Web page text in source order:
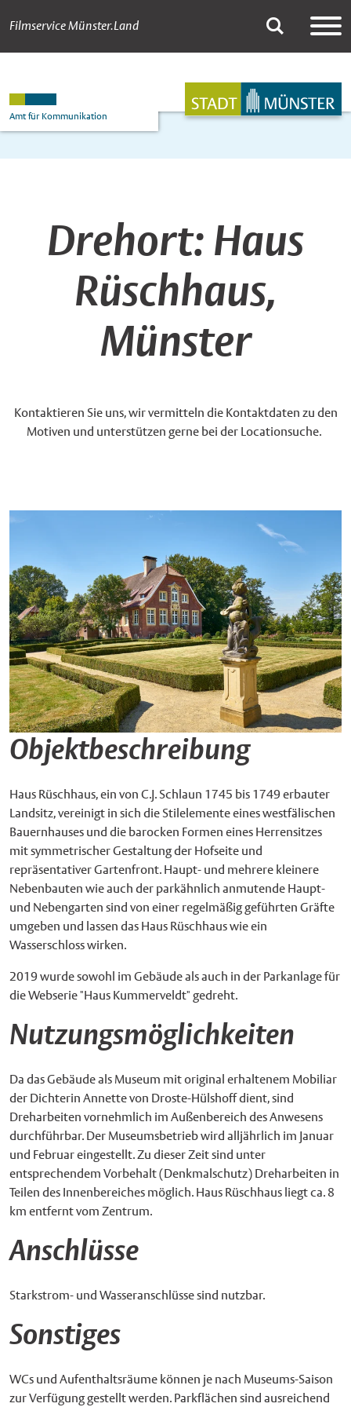
Haus Rüschhaus,
Filmservice Münster.Land
Amt für Kommunikation
Drehort: Haus
Rüschhaus,
Münster
Kontaktieren Sie uns, wir vermitteln die Kontaktdaten zu den
Motiven und unterstützen gerne bei der Locationsuche.
Objektbeschreibung
Haus Rüschhaus, ein von C.J. Schlaun 1745 bis 1749 erbauter
Landsitz, vereinigt in sich die Stilelemente eines westfälischen
Bauernhauses und die barocken Formen eines Herrensitzes
mit symmetrischer Gestaltung der Hofseite und
repräsentativer Gartenfront. Haupt- und mehrere kleinere
Nebenbauten wie auch der parkähnlich anmutende Haupt-
und Nebengarten sind von einer regelmäßig geführten Gräfte
umgeben und lassen das Haus Rüschhaus wie ein
Wasserschloss wirken.
2019 wurde sowohl im Gebäude als auch in der Parkanlage für
die Webserie "Haus Kummerveldt" gedreht.
Nutzungsmöglichkeiten
Da das Gebäude als Museum mit original erhaltenem Mobiliar
der Dichterin Annette von Droste-Hülshoff dient, sind
Dreharbeiten vornehmlich im Außenbereich des Anwesens
durchführbar. Der Museumsbetrieb wird alljährlich im Januar
und Februar eingestellt. Zu dieser Zeit sind unter
entsprechendem Vorbehalt (Denkmalschutz) Dreharbeiten in
Teilen des Innenbereiches möglich. Haus Rüschhaus liegt ca. 8
km entfernt vom Zentrum.
Anschlüsse
Starkstrom- und Wasseranschlüsse sind nutzbar.
Sonstiges
WCs und Aufenthaltsräume können je nach Museums-Saison
zur Verfügung gestellt werden. Parkflächen sind ausreichend